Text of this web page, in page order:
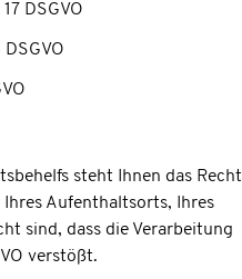
DSGVO
steht Ihnen das Recht
Aufenthaltsorts, Ihres
sind, dass die Verarbeitung
verstößt.